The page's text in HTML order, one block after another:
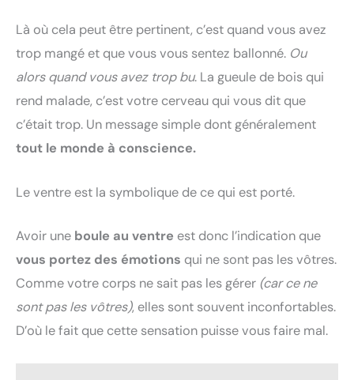
Là où cela peut être pertinent, c’est quand vous avez
trop mangé et que vous vous sentez ballonné. Ou
alors quand vous avez trop bu. La gueule de bois qui
rend malade, c’est votre cerveau qui vous dit que
c’était trop. Un message simple dont généralement
tout le monde à conscience.
Le ventre est la symbolique de ce qui est porté.
Avoir une boule au ventre est donc l’indication que
vous portez des émotions qui ne sont pas les vôtres.
Comme votre corps ne sait pas les gérer (car ce ne
sont pas les vôtres), elles sont souvent inconfortables.
D’où le fait que cette sensation puisse vous faire mal.